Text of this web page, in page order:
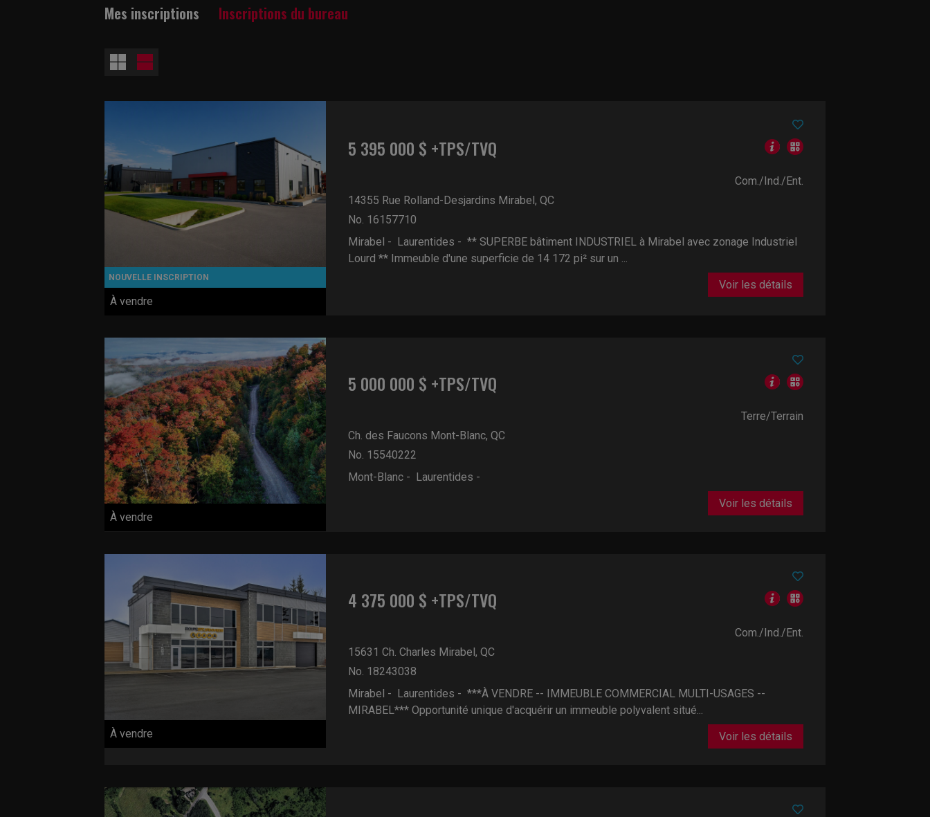
Mes inscriptions Inscriptions du bureau
À vendre
5 395 000 $ +TPS/TVQ
Com./Ind./Ent.
14355 Rue Rolland-Desjardins Mirabel, QC
No. 16157710
Mirabel - Laurentides - ** SUPERBE bâtiment INDUSTRIEL à Mirabel avec zonage Industriel
Lourd ** Immeuble d'une superficie de 14 172 pi² sur un ...
Voir les détails
À vendre
5 000 000 $ +TPS/TVQ
Terre/Terrain
Ch. des Faucons Mont-Blanc, QC
No. 15540222
Mont-Blanc - Laurentides -
Voir les détails
À vendre
4 375 000 $ +TPS/TVQ
Com./Ind./Ent.
15631 Ch. Charles Mirabel, QC
No. 18243038
Mirabel - Laurentides - ***À VENDRE -- IMMEUBLE COMMERCIAL MULTI-USAGES --
MIRABEL*** Opportunité unique d'acquérir un immeuble polyvalent situé...
Voir les détails